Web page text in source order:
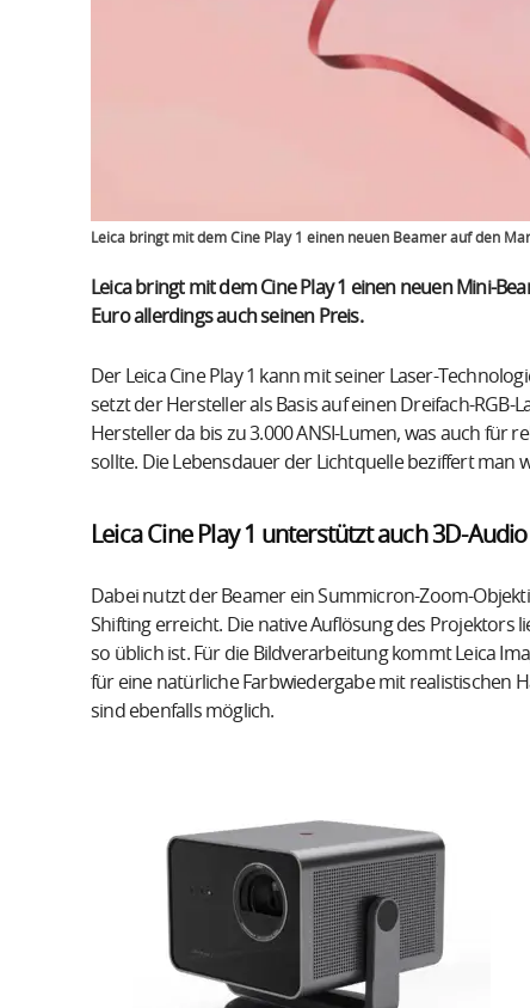
Leica bringt mit dem Cine Play 1 einen neuen Beamer auf den
Leica bringt mit dem Cine Play 1 einen neuen Mini-
Euro allerdings auch seinen Preis.
Der Leica Cine Play 1 kann mit seiner Laser-
setzt der Hersteller als Basis auf einen Dreifach-
Hersteller da bis zu 3.000 ANSI-Lumen, was auch für
sollte. Die Lebensdauer der Lichtquelle beziffert man
Leica Cine Play 1 unterstützt auch 3D-Audio
Dabei nutzt der Beamer ein Summicron-Zoom-
Shifting erreicht. Die native Auflösung des Projektors
so üblich ist. Für die Bildverarbeitung kommt Leica
für eine natürliche Farbwiedergabe mit realistischen
sind ebenfalls möglich.